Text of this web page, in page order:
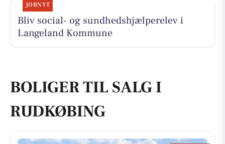
JOBNYT
Bliv social- og sundhedshjælperelev i
Langeland Kommune
BOLIGER TIL SALG I
RUDKØBING